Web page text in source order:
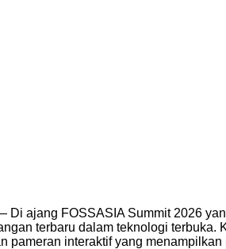
Di ajang FOSSASIA Summit 2026
terbaru dalam teknologi terbuka.
pameran interaktif yang